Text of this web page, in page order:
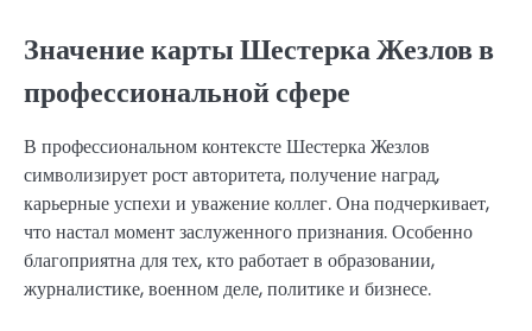
Значение карты Шестерка Жезлов в
профессиональной сфере
В профессиональном контексте Шестерка Жезлов
символизирует рост авторитета, получение наград,
карьерные успехи и уважение коллег. Она подчеркивает,
что настал момент заслуженного признания. Особенно
благоприятна для тех, кто работает в образовании,
журналистике, военном деле, политике и бизнесе.